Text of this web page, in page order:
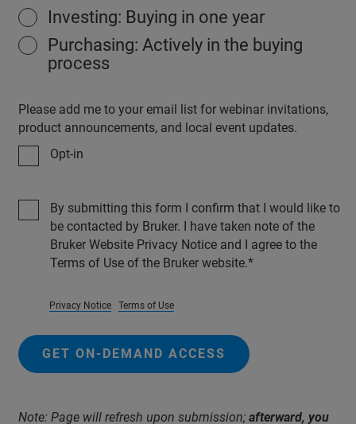
Investing: Buying in one year
Purchasing: Actively in the buying
process
Please add me to your email list for webinar invitations,
product announcements, and local event updates.
Opt-in
By submitting this form I confirm that I would like to
be contacted by Bruker. I have taken note of the
Bruker Website Privacy Notice and I agree to the
Terms of Use of the Bruker website.
Privacy Notice Terms of Use
GET ON-DEMAND ACCESS
Note: Page will refresh upon submission; afterward, you